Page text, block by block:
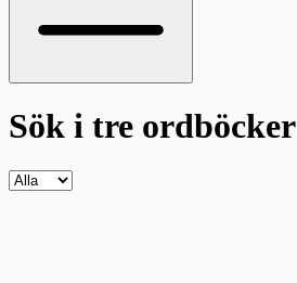
Sök i tre ordböcker